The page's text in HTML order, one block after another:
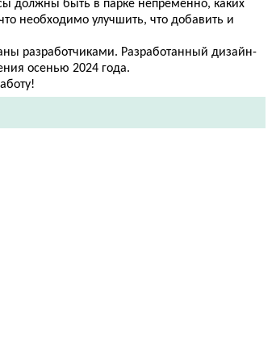
должны быть в парке непременно, каких
необходимо улучшить, что добавить и
разработчиками. Разработанный дизайн-
осенью 2024 года.